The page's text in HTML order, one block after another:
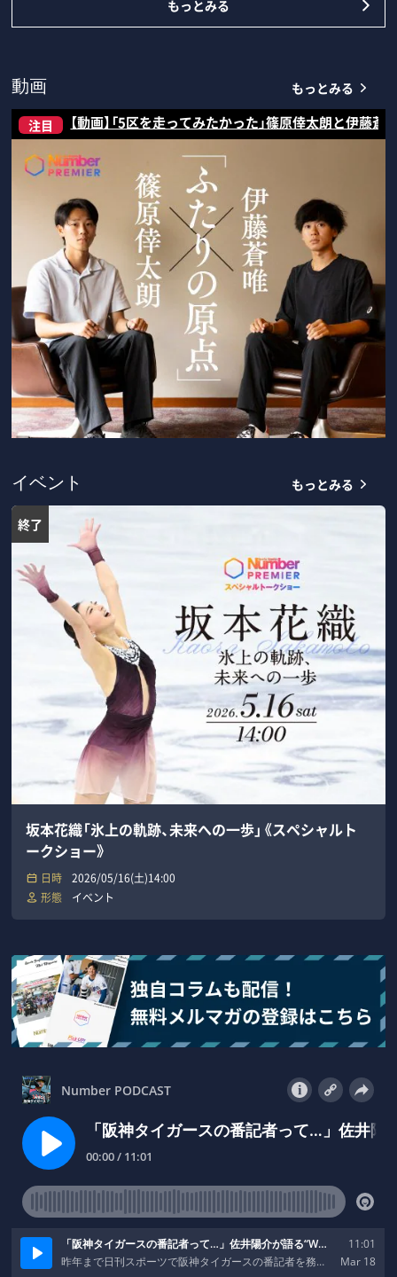
もっとみる
動画 もっとみる
注目 【動画】「5区を走ってみたかった」篠原倖太朗と伊藤
イベント もっとみる
終了
坂本花織「氷上の軌跡、未来への一歩」《スペシャルト
ークショー》
日時
2026/05/16(土)14:00
形態
イベント